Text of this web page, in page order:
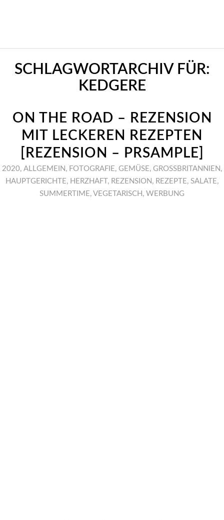
SCHLAGWORTARCHIV FÜR:
KEDGERE
ON THE ROAD – REZENSION
MIT LECKEREN REZEPTEN
[REZENSION – PRSAMPLE]
2020, ALLGEMEIN , FOTOGRAFIE, GEMÜSE, GROSSBRITANNIEN
,
HAUPTGERICHTE, HERZHAFT , REZENSION , REZEPTE, SALATE,
SUMMERTIME, VEGETARISCH , WERBUNG